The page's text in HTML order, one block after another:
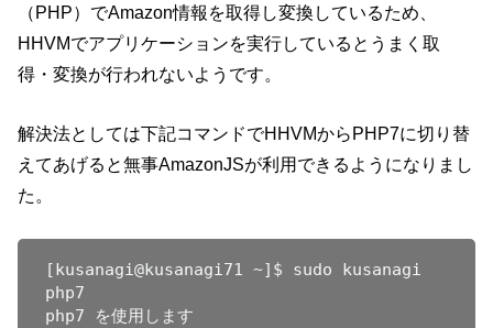
（PHP）でAmazon情報を取得し変換しているため、
HHVMでアプリケーションを実行しているとうまく取
得・変換が行われないようです。
解決法としては下記コマンドでHHVMからPHP7に切り替
えてあげると無事AmazonJSが利用できるようになりまし
た。
[kusanagi@kusanagi71 ~]$ sudo kusanagi
php7
php7 を使用します